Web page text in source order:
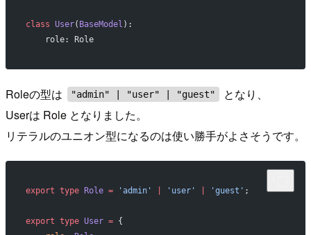
class User( BaseModel ):
    role: Role
Roleの型は "admin" | "user" | "guest"
となり、
Userは Role となりました。
リテラルのユニオン型になるのは使い勝手がよさそうです。
export type Role = 'admin' 'user' 'guest' ;
export type User = {